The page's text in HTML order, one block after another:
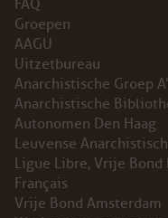
SOLIDARITY FUND
HISTORY OF THE
FREE ASSOCIATION
FAQ
Groepen
AAGU
Uitzetbureau
Anarchistische Groep
Anarchistische
Autonomen Den Haag
Leuvense
Ligue Libre, Vrije Bond
Français
Vrije Bond Amsterdam